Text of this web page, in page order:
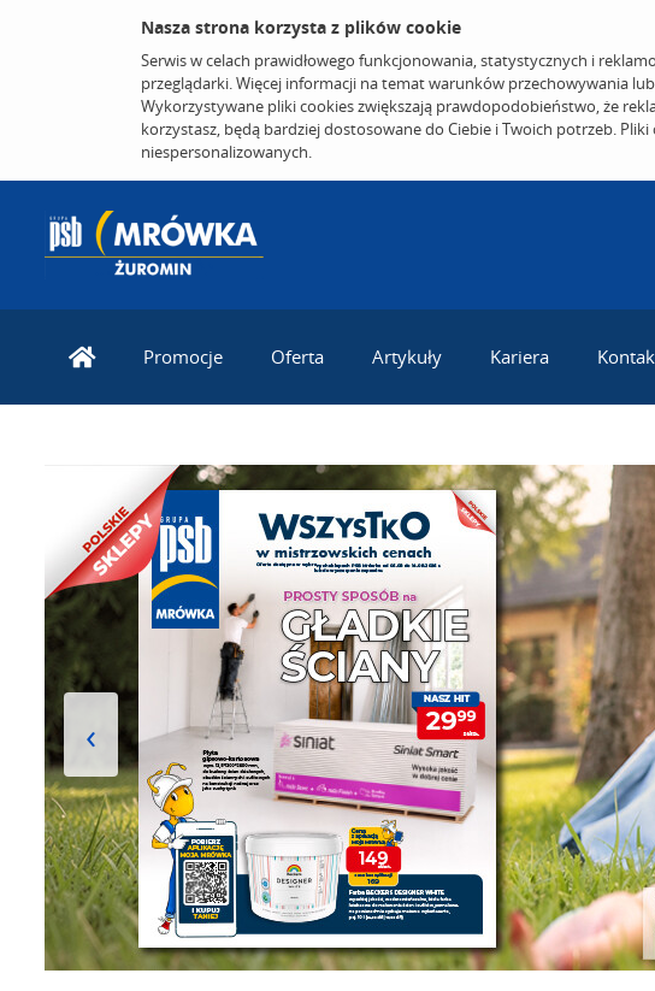
Nasza strona korzysta z plików cookie
Serwis w celach prawidłowego funkcjonowania, statystycznych i
przeglądarki. Więcej informacji na temat warunków przechowywania
Wykorzystywane pliki cookies zwiększają prawdopodobieństwo, że
korzystasz, będą bardziej dostosowane do Ciebie i Twoich potrzeb.
niespersonalizowanych.
Promocje Oferta Artykuły Kariera
‹